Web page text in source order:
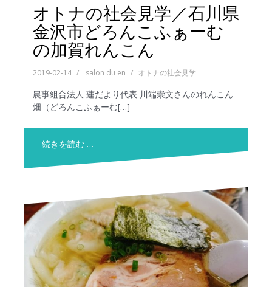
オトナの社会見学／石川県
金沢市どろんこふぁーむ
の加賀れんこん
2019-02-14 salon du en オトナの社会見学
農事組合法人 蓮だより代表 川端崇文さんのれんこん
畑（どろんこふぁーむ[…]
続きを読む …